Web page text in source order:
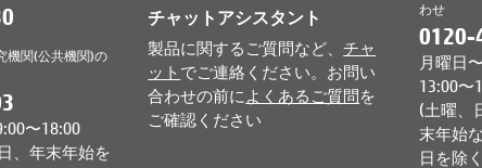
機関(公共機関)の
〜18:00
、年末年始を
チャットアシスタント
製品に関するご質問など、チャ
ット でご連絡ください。お問い
合わせの前に よくあるご質問を
ご確認ください
わせ
0120-
月曜日
13:00〜
(土曜、
末年始
日を除